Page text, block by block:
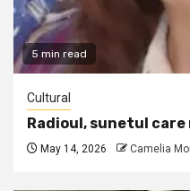
5 min read
Cultural
Radioul, sunetul
May 14, 2026 Camelia